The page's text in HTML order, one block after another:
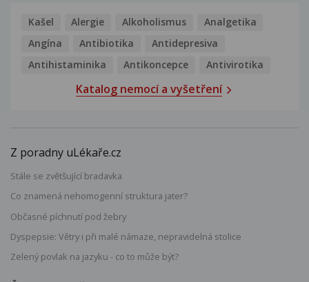
Kašel Alergie Alkoholismus
Analgetika
Angína
Antibiotika
Antidepresiva
Antihistaminika
Antikoncepce Antivirotika
Katalog nemocí a vyšetření
Z poradny uLékaře.cz
Stále se zvětšující bradavka
Co znamená nehomogenní struktura jater?
Občasné píchnutí pod žebry
Dyspepsie: Větry i při malé námaze, nepravidelná stolice
Zelený povlak na jazyku - co to může být?